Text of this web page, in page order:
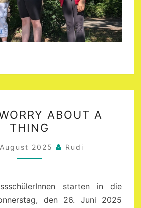
WORRY
ABOUT
A
THING
ABOUT A
THING
2025 Rudi
starten in die
den 26. Juni 2025